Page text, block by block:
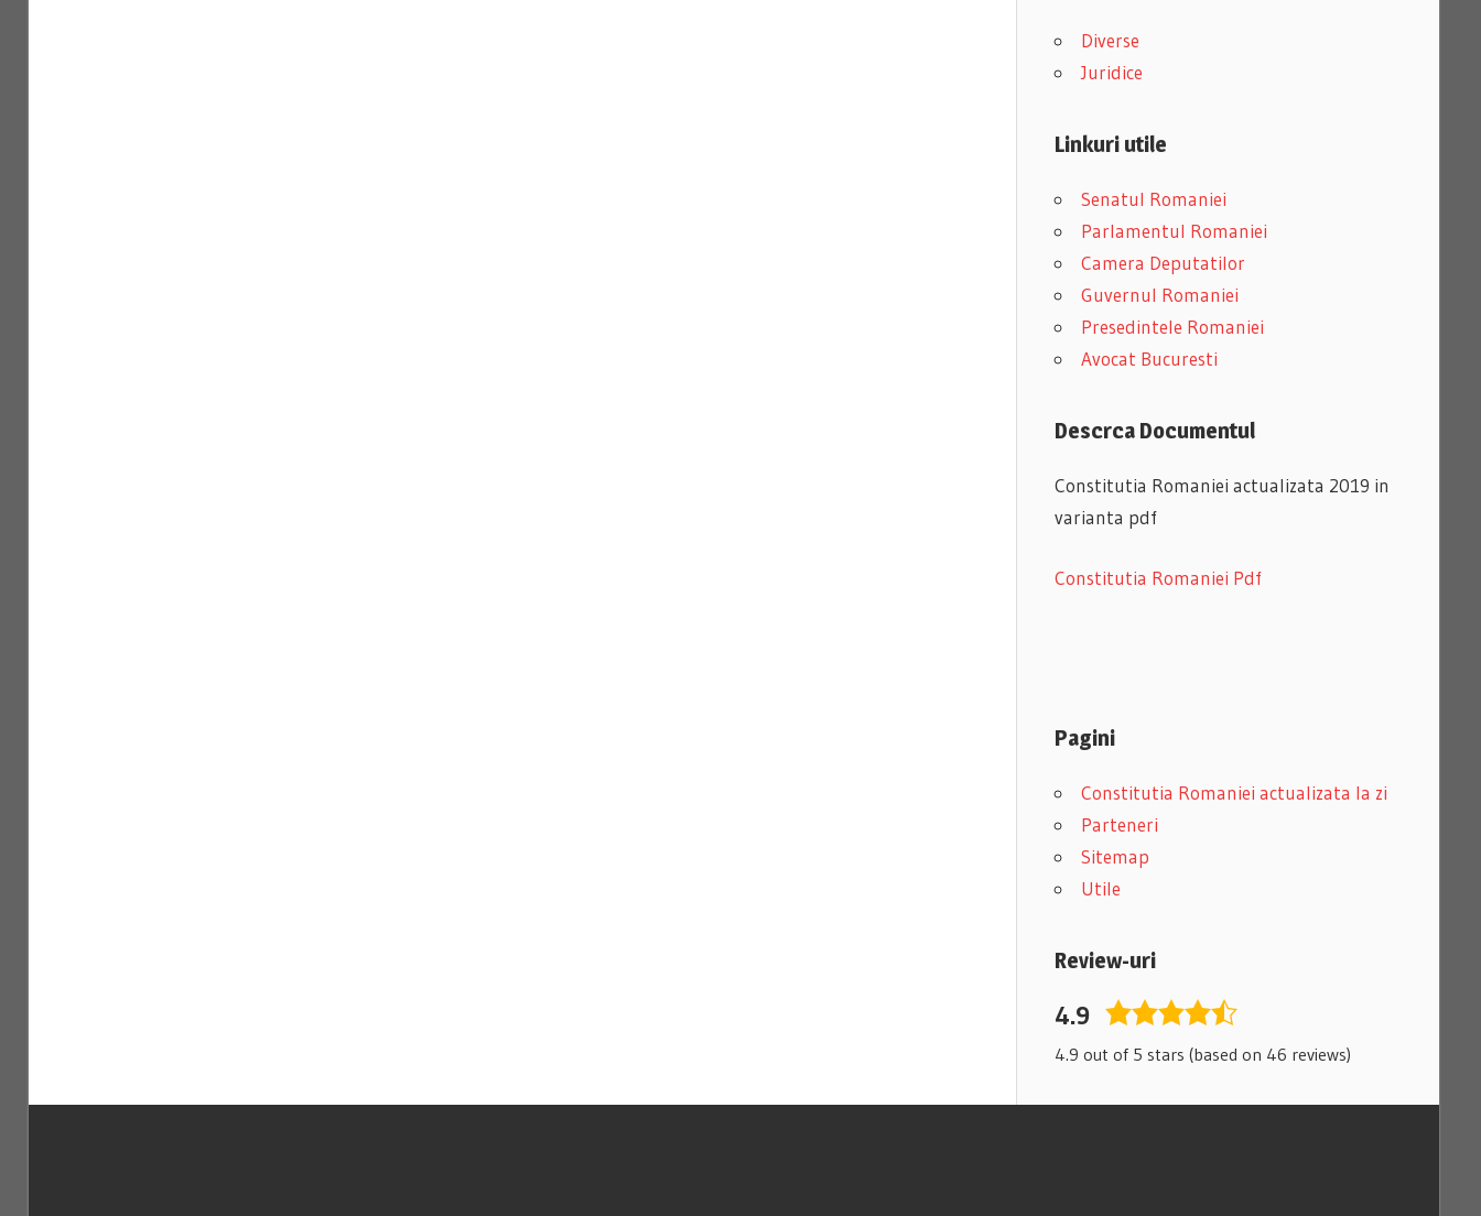
Diverse
Juridice
Linkuri utile
Senatul Romaniei
Parlamentul Romaniei
Camera Deputatilor
Guvernul Romaniei
Presedintele Romaniei
Avocat Bucuresti
Descrca Documentul
Constitutia Romaniei actualizata 2019 in
varianta pdf
Constitutia Romaniei Pdf
Pagini
Constitutia Romaniei actualizata la zi
Parteneri
Sitemap
Utile
Review-uri
4.9
4,9
4.9 out of 5 stars (based on 46 reviews)